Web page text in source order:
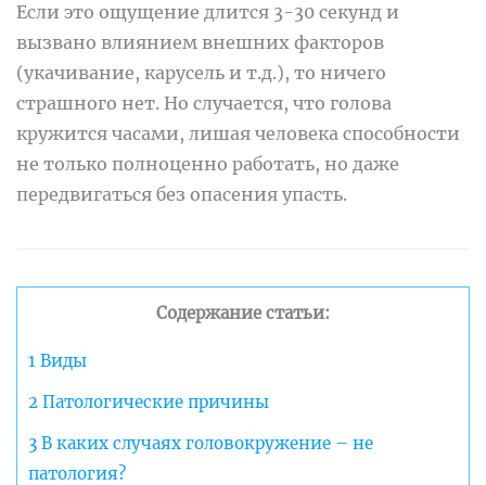
Если это ощущение длится 3-30 секунд и
вызвано влиянием внешних факторов
(укачивание, карусель и т.д.), то ничего
страшного нет. Но случается, что голова
кружится часами, лишая человека способности
не только полноценно работать, но даже
передвигаться без опасения упасть.
Содержание статьи:
1 Виды
2 Патологические причины
3 В каких случаях головокружение – не
патология?